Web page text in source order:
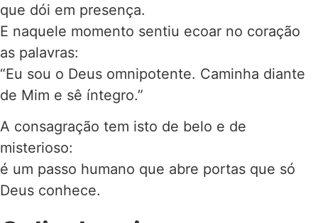
que dói em presença.
E naquele momento sentiu ecoar no coração
as palavras:
“Eu sou o Deus omnipotente. Caminha diante
de Mim e sê íntegro.”
A consagração tem isto de belo e de
misterioso:
é um passo humano que abre portas que só
Deus conhece.